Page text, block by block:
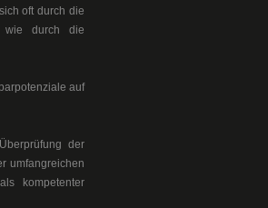
oft durch die
wie durch die
auf
der
umfangreichen
kompetenter